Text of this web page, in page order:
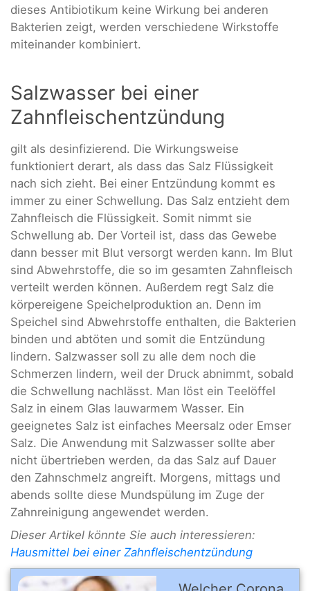
dieses Antibiotikum keine Wirkung bei anderen
Bakterien zeigt, werden verschiedene Wirkstoffe
miteinander kombiniert.
Salzwasser bei einer
Zahnfleischentzündung
gilt als desinfizierend. Die Wirkungsweise
funktioniert derart, als dass das Salz Flüssigkeit
nach sich zieht. Bei einer Entzündung kommt es
immer zu einer Schwellung. Das Salz entzieht dem
Zahnfleisch die Flüssigkeit. Somit nimmt sie
Schwellung ab. Der Vorteil ist, dass das Gewebe
dann besser mit Blut versorgt werden kann. Im Blut
sind Abwehrstoffe, die so im gesamten Zahnfleisch
verteilt werden können. Außerdem regt Salz die
körpereigene Speichelproduktion an. Denn im
Speichel sind Abwehrstoffe enthalten, die Bakterien
binden und abtöten und somit die Entzündung
lindern. Salzwasser soll zu alle dem noch die
Schmerzen lindern, weil der Druck abnimmt, sobald
die Schwellung nachlässt. Man löst ein Teelöffel
Salz in einem Glas lauwarmem Wasser. Ein
geeignetes Salz ist einfaches Meersalz oder Emser
Salz. Die Anwendung mit Salzwasser sollte aber
nicht übertrieben werden, da das Salz auf Dauer
den Zahnschmelz angreift. Morgens, mittags und
abends sollte diese Mundspülung im Zuge der
Zahnreinigung angewendet werden.
Dieser Artikel könnte Sie auch interessieren:
Hausmittel bei einer Zahnfleischentzündung